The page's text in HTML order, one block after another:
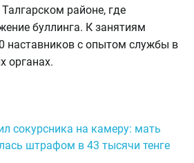
районе, где
буллинга. К занятиям
наставников с опытом службы в
органах.
сокурсника на камеру: мать
штрафом в 43 тысячи тенге